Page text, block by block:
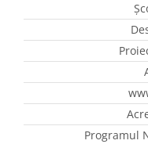
Programul